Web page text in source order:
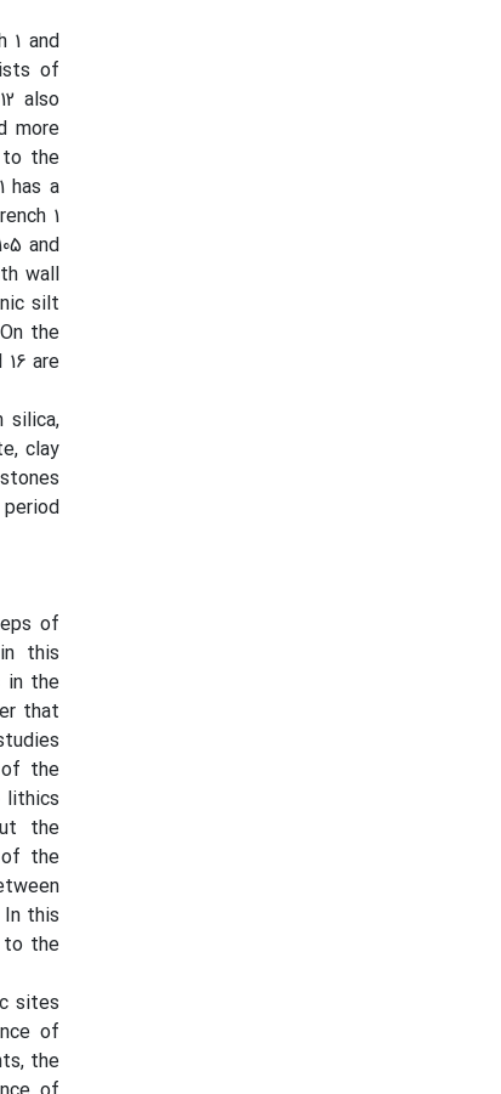
1 and
of
also
more
to the
has a
1
and
wall
silt
the
are
silica,
clay
of
this
in the
that
of the
lithics
the
the
this
to the
sites
of
the